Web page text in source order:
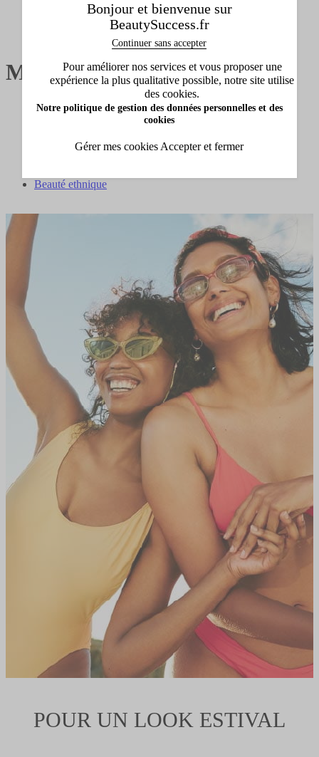
Tous les produits
Maquillage
Lèvres
Beauté ethnique
POUR UN LOOK ESTIVAL
Bonjour et bienvenue sur
BeautySuccess.fr
Continuer sans accepter
Pour améliorer nos services et vous proposer une
expérience la plus qualitative possible, notre site utilise
des cookies.
Notre politique de gestion des données personnelles et des
cookies
Gérer mes cookies Accepter et fermer